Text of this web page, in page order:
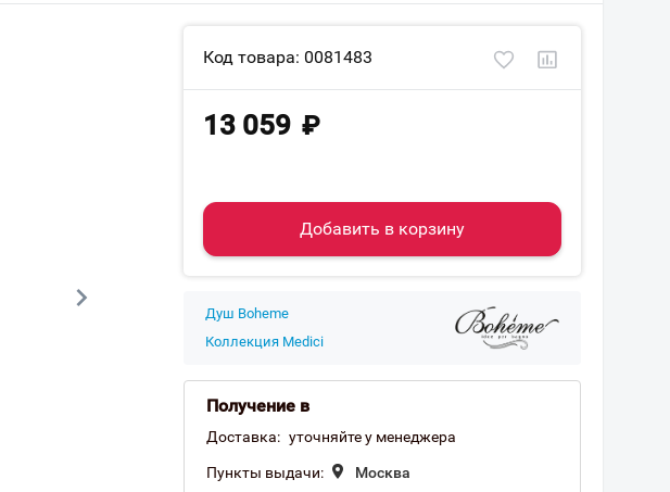
Код товара: 0081483
13 059 ₽
Добавить в корзину
Душ Boheme
Коллекция Medici
Получение в
Доставка: уточняйте у менеджера
Пункты выдачи: Москва